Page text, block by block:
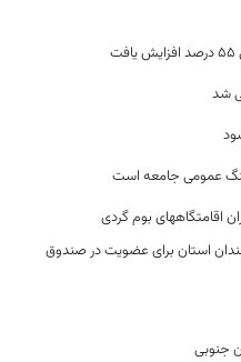
عمومی جامعه است
اقامتگاههای بوم گردی
استان برای عضویت در صندوق